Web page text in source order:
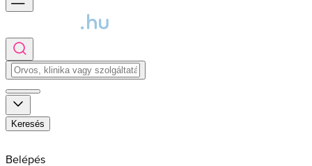
Keresés
Belépés